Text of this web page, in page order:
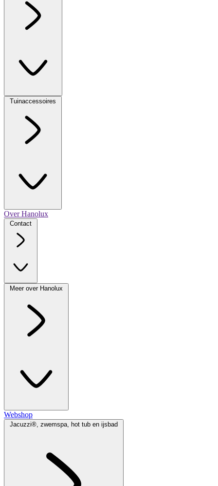
Tuinaccessoires
Over Hanolux
Contact
Meer over Hanolux
Webshop
Jacuzzi®, zwemspa, hot tub en ijsbad